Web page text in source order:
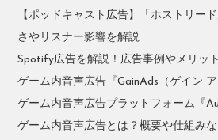
【ポッドキャスト広告】「ホストリー
さやリスナー影響を解説
Spotify広告を解説！広告事例やメリッ
ゲーム内音声広告『GainAds（ゲイン ア
ゲーム内音声広告プラットフォーム『
ゲーム内音声広告とは？概要や仕組み